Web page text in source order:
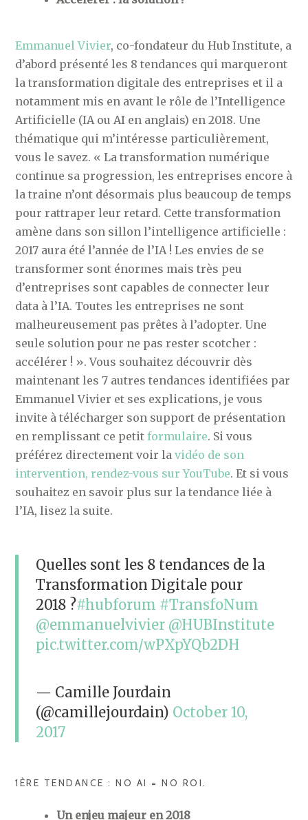
Emmanuel Vivier, co-fondateur du Hub Institute, a
d’abord présenté les 8 tendances qui marqueront
la transformation digitale des entreprises et il a
notamment mis en avant le rôle de l’Intelligence
Artificielle (IA ou AI en anglais) en 2018. Une
thématique qui m’intéresse particulièrement,
vous le savez. « La transformation numérique
continue sa progression, les entreprises encore à
la traine n’ont désormais plus beaucoup de temps
pour rattraper leur retard. Cette transformation
amène dans son sillon l’intelligence artificielle :
2017 aura été l’année de l’IA ! Les envies de se
transformer sont énormes mais très peu
d’entreprises sont capables de connecter leur
data à l’IA. Toutes les entreprises ne sont
malheureusement pas prêtes à l’adopter. Une
seule solution pour ne pas rester scotcher :
accélérer ! ». Vous souhaitez découvrir dès
maintenant les 7 autres tendances identifiées par
Emmanuel Vivier et ses explications, je vous
invite à télécharger son support de présentation
en remplissant ce petit formulaire. Si vous
préférez directement voir lavidéo de son
intervention, rendez-vous sur YouTube. Et si vous
souhaitez en savoir plus sur la tendance liée à
l’IA, lisez la suite.
Quelles sont les 8 tendances de la
Transformation Digitale pour
2018 ?#hubforum #TransfoNum
@emmanuelvivier @HUBInstitute
pic.twitter.com/wPXpYQb2DH
— Camille Jourdain
(@camillejourdain) October 10,
2017
1ÈRE TENDANCE : NO AI = NO ROI.
Un enjeu majeur en 2018